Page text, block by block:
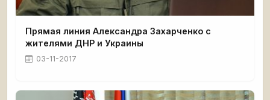
Прямая линия Александра Захарченко с
жителями ДНР и Украины
03-11-2017